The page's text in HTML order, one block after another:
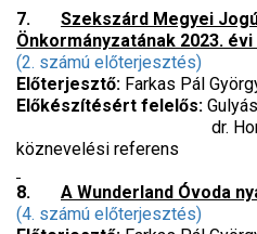
7. Szekszárd Megyei
Önkormányzatának 2023.
(2. számú előterjesztés)
Előterjesztő: Farkas Pál
Előkészítésért felelős:
dr. Horváth
köznevelési referens
8. A Wunderland Óvoda
(4. számú előterjesztés)